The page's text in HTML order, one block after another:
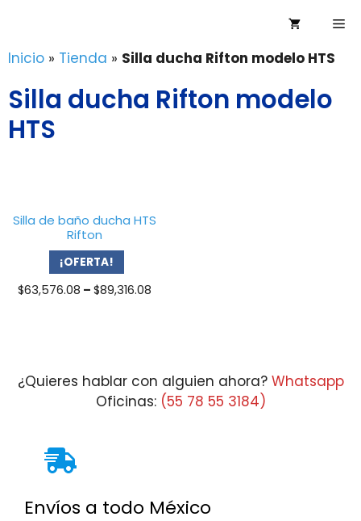
contenido
Inicio » Tienda » Silla ducha Rifton modelo HTS
Silla ducha Rifton modelo
HTS
Silla de baño ducha HTS
Rifton
¡OFERTA!
$63,576.08 – $89,316.08Price
¿Quieres hablar con alguien ahora? Whatsapp
Oficinas: (55 78 55 3184)
Envíos a todo México